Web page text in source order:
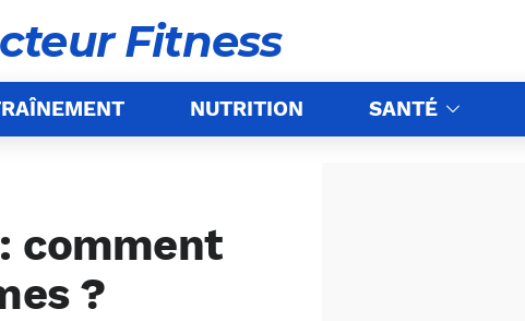
Fitness
NUTRITION SANTÉ
comment
?